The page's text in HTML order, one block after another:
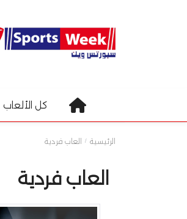
كل الألعاب
الرئيسية العاب فردية
العاب فردية